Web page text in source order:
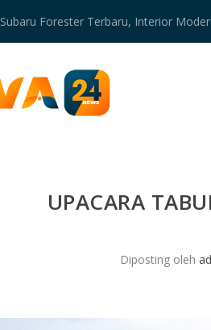
Subaru Forester Terbaru, Interior
UPACARA
Diposting oleh